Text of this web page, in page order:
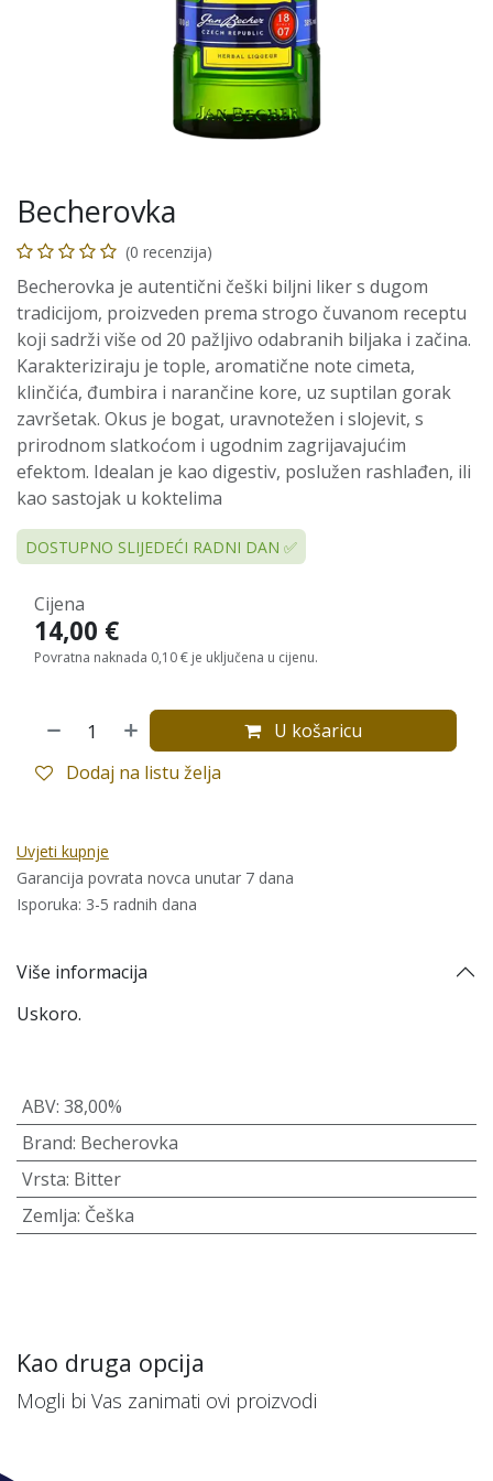
Becherovka
(0 recenzija)
Becherovka je autentični češki biljni liker s dugom
tradicijom, proizveden prema strogo čuvanom receptu
koji sadrži više od 20 pažljivo odabranih biljaka i začina.
Karakteriziraju je tople, aromatične note cimeta,
klinčića, đumbira i narančine kore, uz suptilan gorak
završetak. Okus je bogat, uravnotežen i slojevit, s
prirodnom slatkoćom i ugodnim zagrijavajućim
efektom. Idealan je kao digestiv, poslužen rashlađen, ili
kao sastojak u koktelima
DOSTUPNO SLIJEDEĆI RADNI DAN ✅
U košaricu
Dodaj na listu želja
Cijena
14,00 €
Povratna naknada 0,10 € je uključena u cijenu.
Uvjeti kupnje
Garancija povrata novca unutar 7 dana
Isporuka: 3-5 radnih dana
Više informacija
Uskoro.
ABV: 38,00%
Brand: Becherovka
Vrsta: Bitter
Zemlja: Češka
Kao druga opcija
Mogli bi Vas zanimati ovi proizvodi